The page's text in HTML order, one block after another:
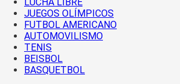
JUEGOS OLÍMPICOS
FUTBOL AMERICANO
AUTOMOVILISMO
TENIS
BEISBOL
BASQUETBOL